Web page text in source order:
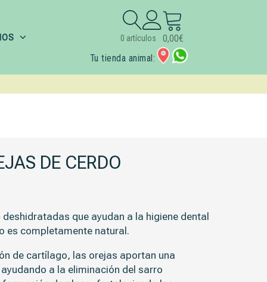
Tu tienda animal:
Buscar:
0,00€
0 artículos
DE CERDO
deshidratadas que ayudan a la higiene dental
es completamente natural.
de cartílago, las orejas aportan una
a la eliminación del sarro